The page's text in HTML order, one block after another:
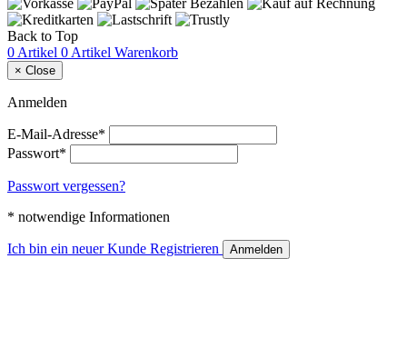
Back to Top
0 Artikel 0 Artikel Warenkorb
× Close
Anmelden
E-Mail-Adresse*
Passwort*
Passwort vergessen?
* notwendige Informationen
Ich bin ein neuer Kunde Registrieren Anmelden